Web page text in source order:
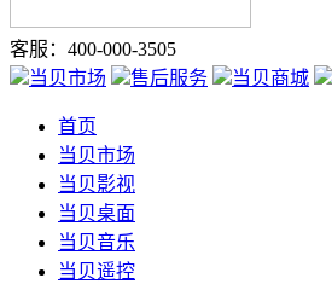
客服：400-000-3505
当贝市场
售后服务 当贝商城
首页
当贝市场
当贝影视
当贝桌面
当贝音乐
当贝遥控